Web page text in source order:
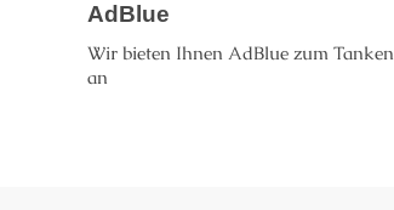
AdBlue
Wir bieten Ihnen AdBlue zum Tanken
an